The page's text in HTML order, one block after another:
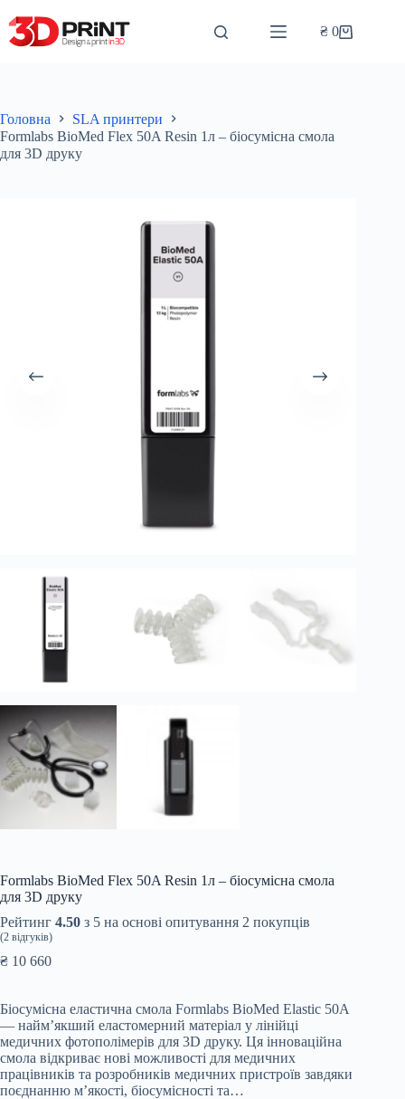
до
вмісту
Кошик
₴ 0
Головна
SLA принтери
Formlabs BioMed Flex 50A Resin 1л – біосумісна смола
для 3D друку
Formlabs BioMed Flex 50A Resin 1л – біосумісна смола
для 3D друку
Рейтинг 4.50 з 5 на основі опитування 2 покупців
(2 відгуків)
₴ 10 660
Біосумісна еластична смола Formlabs BioMed Elastic 50A
— найм’якший еластомерний матеріал у лінійці
медичних фотополімерів для 3D друку. Ця інноваційна
смола відкриває нові можливості для медичних
працівників та розробників медичних пристроїв завдяки
поєднанню м’якості, біосумісності та…